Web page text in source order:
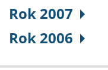
Rok 2007
Rok 2006